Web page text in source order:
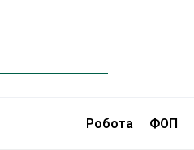
Робота ФОП